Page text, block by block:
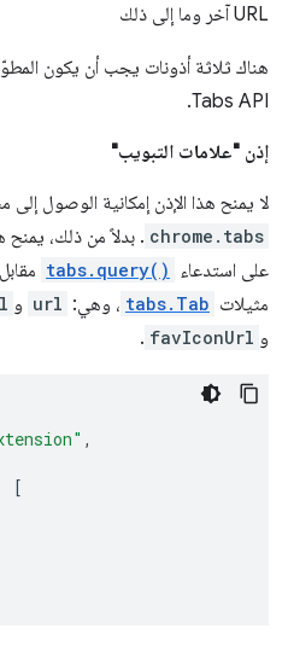
URL آخر وما إلى ذلك
هناك ثلاثة أذونات يجب أن يكون
Tabs API.
إذن "علامات التبويب"
لا يمنح هذا الإذن إمكانية الوصول إلى
chrome.tabs . بدلاً من ذلك، يمنح
على استدعاء tabs.query()
مثيلات tabs.Tab ، وهي: url و
و favIconUrl
.
,
[